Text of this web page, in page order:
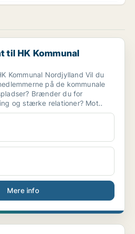
Nordjylland
til HK Kommunal
Kommunal Nordjylland Vil du
på de kommunale
Brænder du for
og stærke relationer? Mot..
Mere info
til fast stilling ...